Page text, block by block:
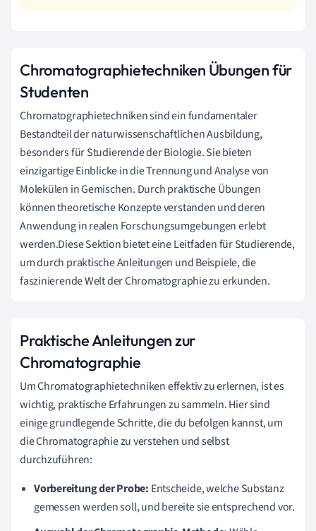
Chromatographietechniken Übungen für
Studenten
Chromatographietechniken sind ein fundamentaler
Bestandteil der naturwissenschaftlichen Ausbildung,
besonders für Studierende der Biologie. Sie bieten
einzigartige Einblicke in die Trennung und Analyse von
Molekülen in Gemischen. Durch praktische Übungen
können theoretische Konzepte verstanden und deren
Anwendung in realen Forschungsumgebungen erlebt
werden.Diese Sektion bietet eine Leitfaden für Studierende,
um durch praktische Anleitungen und Beispiele, die
faszinierende Welt der Chromatographie zu erkunden.
Praktische Anleitungen zur
Chromatographie
Um Chromatographietechniken effektiv zu erlernen, ist es
wichtig, praktische Erfahrungen zu sammeln. Hier sind
einige grundlegende Schritte, die du befolgen kannst, um
die Chromatographie zu verstehen und selbst
durchzuführen:
Vorbereitung der Probe: Entscheide, welche Substanz
gemessen werden soll, und bereite sie entsprechend vor.